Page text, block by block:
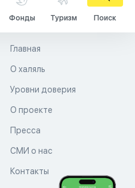
Фонды Туризм Поиск
Главная
О халяль
Уровни доверия
О проекте
Пресса
СМИ о нас
Контакты